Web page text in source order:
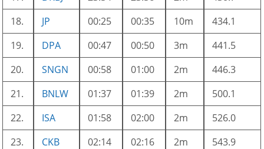
18.
JP 00:25 00:35 10m
434.1
19.
DPA 00:47 00:50 3m
441.5
20.
SNGN 00:58 01:00 2m
446.3
21.
BNLW 01:37 01:39 2m
500.1
22.
ISA 01:58 02:00 2m
526.0
23.
CKB 02:14 02:16 2m
543.9